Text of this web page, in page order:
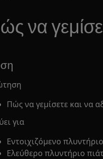
να
Πώς να γεμίσετε και να
για
Εντοιχιζόμενο
Ελεύθερο πλυντήριο